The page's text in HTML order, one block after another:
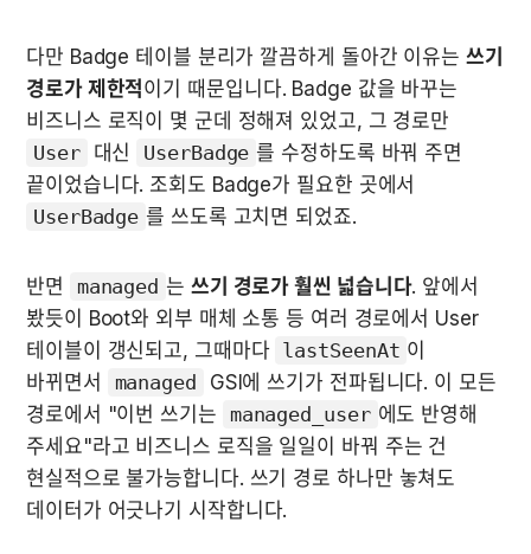
다만 Badge 테이블 분리가 깔끔하게 돌아간 이유는 쓰기
경로가 제한적이기 때문입니다. Badge 값을 바꾸는
User
대신 UserBadge 를 수정하도록 바꿔 주면
UserBadge 를 쓰도록 고치면 되었죠.
반면 managed 는 쓰기 경로가 훨씬 넓습니다. 앞에서
봤듯이 Boot와 외부 매체 소통 등 여러 경로에서 User
테이블이 갱신되고, 그때마다 lastSeenAt 이
바뀌면서
managed
GSI에 쓰기가 전파됩니다. 이 모든
경로에서 "이번 쓰기는
managed_user 에도 반영해
주세요"라고 비즈니스 로직을 일일이 바꿔 주는 건
현실적으로 불가능합니다. 쓰기 경로 하나만 놓쳐도
데이터가 어긋나기 시작합니다.